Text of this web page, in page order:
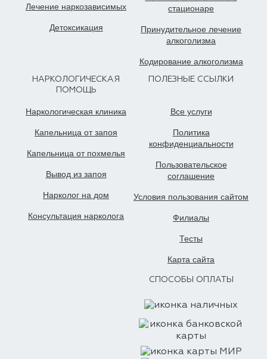
Лечение наркозависимых
Детоксикация
стационаре
Принудительное лечение
алкоголизма
Кодирование алкоголизма
НАРКОЛОГИЧЕСКАЯ
ПОМОЩЬ
Наркологическая клиника
Капельница от запоя
Капельница от похмелья
Вывод из запоя
Нарколог на дом
Консультация нарколога
ПОЛЕЗНЫЕ ССЫЛКИ
Все услуги
Политика
конфиденциальности
Пользовательское
cоглашение
Условия пользования сайтом
Филиалы
Тесты
Карта сайта
СПОСОБЫ ОПЛАТЫ